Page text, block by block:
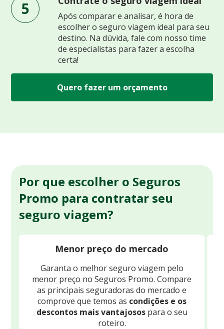
5
Após comparar e analisar, é hora de
escolher o seguro viagem ideal para seu
destino. Na dúvida, fale com nosso time
de especialistas para fazer a escolha
certa!
Quero fazer um orçamento
Por que escolher o Seguros
Promo para contratar seu
seguro viagem?
Menor preço do mercado
Garanta o melhor seguro viagem pelo
menor preço no Seguros Promo. Compare
as principais seguradoras do mercado e
comprove que temos as condições e os
descontos mais vantajosospara o seu
roteiro.